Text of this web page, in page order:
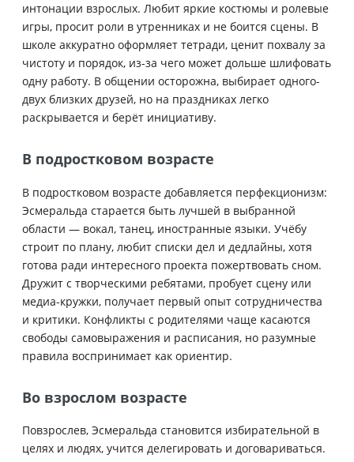
интонации взрослых. Любит яркие костюмы и ролевые
игры, просит роли в утренниках и не боится сцены. В
школе аккуратно оформляет тетради, ценит похвалу за
чистоту и порядок, из-за чего может дольше шлифовать
одну работу. В общении осторожна, выбирает одного-
двух близких друзей, но на праздниках легко
раскрывается и берёт инициативу.
В подростковом возрасте
В подростковом возрасте добавляется перфекционизм:
Эсмеральда старается быть лучшей в выбранной
области — вокал, танец, иностранные языки. Учёбу
строит по плану, любит списки дел и дедлайны, хотя
готова ради интересного проекта пожертвовать сном.
Дружит с творческими ребятами, пробует сцену или
медиа-кружки, получает первый опыт сотрудничества
и критики. Конфликты с родителями чаще касаются
свободы самовыражения и расписания, но разумные
правила воспринимает как ориентир.
Во взрослом возрасте
Повзрослев, Эсмеральда становится избирательной в
целях и людях, учится делегировать и договариваться.